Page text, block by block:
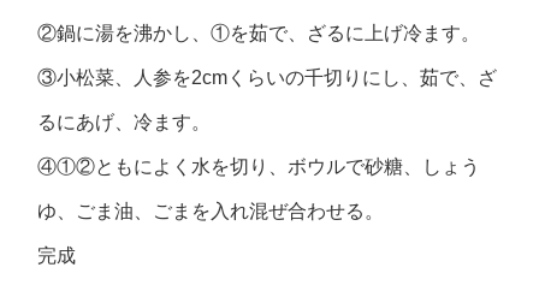
②鍋に湯を沸かし、①を茹で、ざるに上げ冷ます。
③小松菜、人参を2cmくらいの千切りにし、茹で、ざ
るにあげ、冷ます。
④①②ともによく水を切り、ボウルで砂糖、しょう
ゆ、ごま油、ごまを入れ混ぜ合わせる。
完成